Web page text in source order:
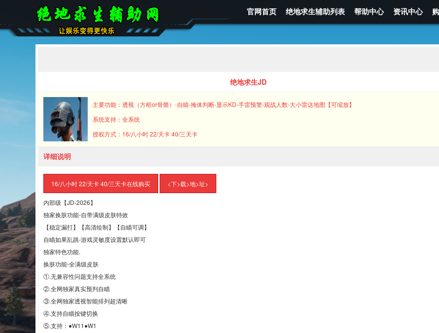
官网首页 绝地求生辅助列表 帮助中心 资讯中心
绝地求生JD
主要功能：透视（方框or骨骼）-自瞄-掩体判断-显示KD-手雷预警-观战人数-大小雷达地图【可缩放】
系统支持：全系统
授权方式：16/八小时 22/天卡 40/三天卡
详细说明
16/八小时 22/天卡 40/三天卡在线购买 <下>载>地>址>
内部级【JD-2026】
独家换肤功能-自带满级皮肤特效
【稳定漏打】【高清绘制】【自瞄可调】
自瞄如果乱跳-游戏灵敏度设置默认即可
独家特色功能.
换肤功能-全满级皮肤
①.无兼容性问题支持全系统
②.全网独家真实预判自瞄
③.全网独家透视智能排列超清晰
④.支持自瞄按键切换
⑤.支持：●W11●W1